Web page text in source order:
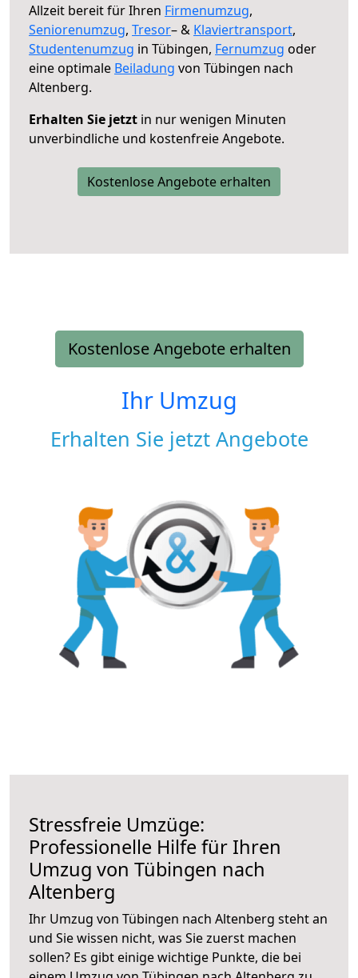
Allzeit bereit für Ihren Firmenumzug,
Seniorenumzug, Tresor– & Klaviertransport,
Studentenumzug in Tübingen, Fernumzug oder
eine optimale Beiladung von Tübingen nach
Altenberg.
Erhalten Sie jetzt in nur wenigen Minuten
unverbindliche und kostenfreie Angebote.
Kostenlose Angebote erhalten
Kostenlose Angebote erhalten
Ihr Umzug
Erhalten Sie jetzt Angebote
Stressfreie Umzüge:
Professionelle Hilfe für Ihren
Umzug von Tübingen nach
Altenberg
Ihr Umzug von Tübingen nach Altenberg steht an
und Sie wissen nicht, was Sie zuerst machen
sollen? Es gibt einige wichtige Punkte, die bei